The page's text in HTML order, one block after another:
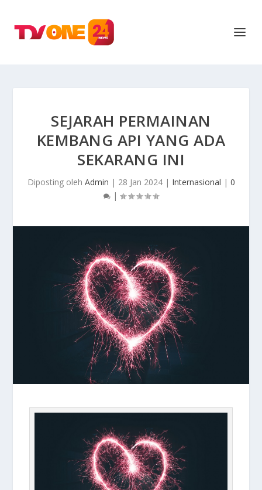
SEJARAH PERMAINAN
KEMBANG API YANG ADA
SEKARANG INI
Diposting oleh Admin | 28 Jan 2024| Internasional | 0
|